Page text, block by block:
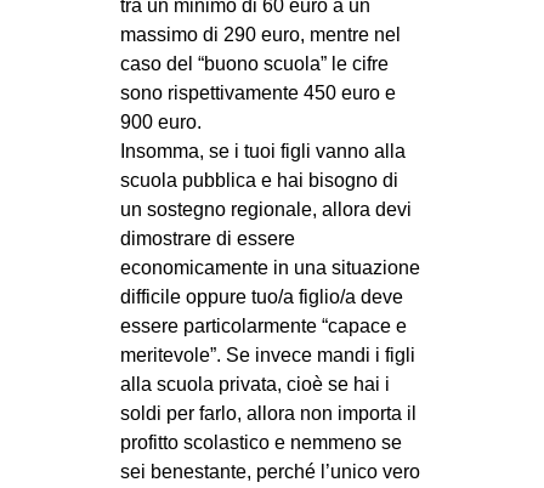
tra un minimo di 60 euro a un
massimo di 290 euro, mentre nel
caso del “buono scuola” le cifre
sono rispettivamente 450 euro e
900 euro.
Insomma, se i tuoi figli vanno alla
scuola pubblica e hai bisogno di
un sostegno regionale, allora devi
dimostrare di essere
economicamente in una situazione
difficile oppure tuo/a figlio/a deve
essere particolarmente “capace e
meritevole”. Se invece mandi i figli
alla scuola privata, cioè se hai i
soldi per farlo, allora non importa il
profitto scolastico e nemmeno se
sei benestante, perché l’unico vero